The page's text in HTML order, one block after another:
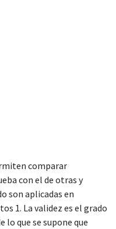
comparar
con el de otras y
son aplicadas en
1. La validez es el grado
lo que se supone que